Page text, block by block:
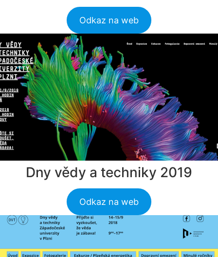
Odkaz na web
Dny vědy a techniky 2019
Odkaz na web